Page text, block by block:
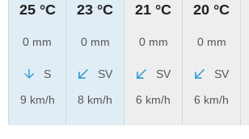
25 °C
0 mm
S
9 km/h
23 °C
0 mm
SV
8 km/h
21 °C
0 mm
SV
6 km/h
20 °C
0 mm
SV
6 km/h